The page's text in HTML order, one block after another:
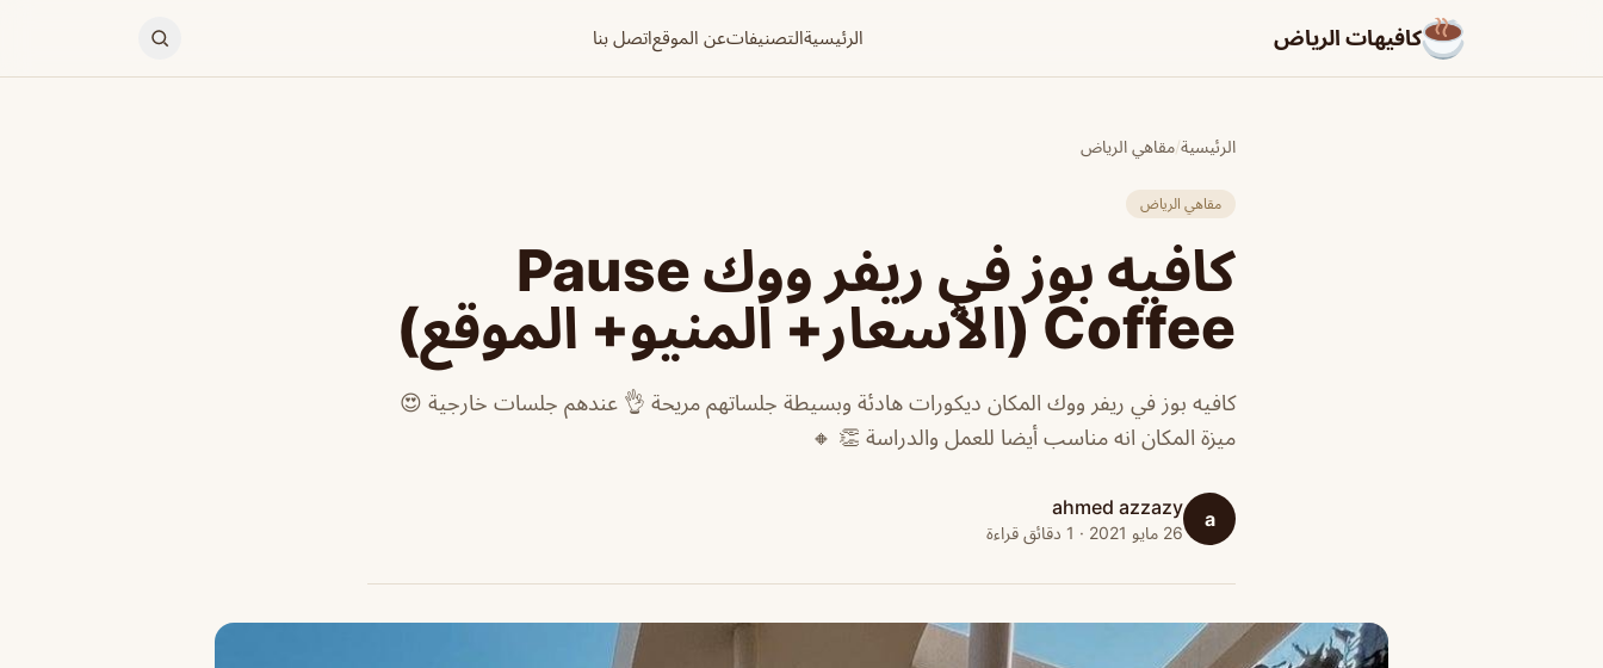
كافيهات الرياض الرئيسيةالتصنيفاتعن الموقعاتصل بنا
الرئيسية/مقاهي الرياض
مقاهي الرياض
كافيه بوز في ريفر ووك Pause
Coffee (الأسعار+ المنيو+ الموقع)
كافيه بوز في ريفر ووك المكان ديكورات هادئة وبسيطة جلساتهم مريحة 👌 عندهم جلسات خارجية 😍
ميزة المكان انه مناسب أيضا للعمل والدراسة 👏 🔸
a
ahmed azzazy
26 مايو 2021 · 1 دقائق قراءة